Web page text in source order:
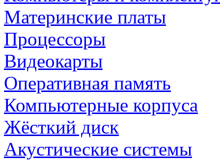
Материнские платы
Процессоры
Видеокарты
Оперативная память
Компьютерные корпуса
Жёсткий диск
Акустические системы